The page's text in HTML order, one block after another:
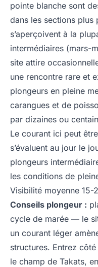
pointe blanche sont
dans les sections plus
s’aperçoivent à la
intermédiaires (mars-
site attire
une rencontre rare et
plongeurs en pleine
carangues et de
par dizaines ou
Le courant ici peut
s’évaluent au jour le
plongeurs
les conditions de
Visibilité moyenne 15-
Conseils plongeur :
cycle de marée — le
un courant léger
structures. Entrez
le champ de Takats,